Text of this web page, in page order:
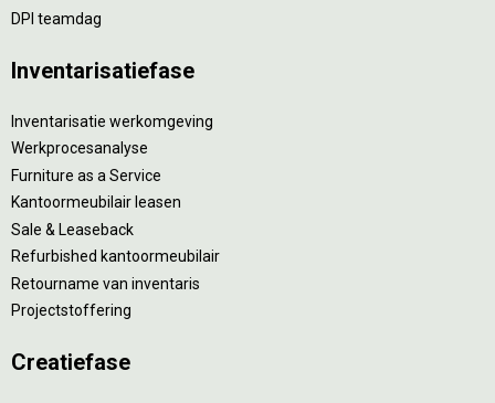
DPI teamdag
Inventarisatiefase
Inventarisatie werkomgeving
Werkprocesanalyse
Furniture as a Service
Kantoormeubilair leasen
Sale & Leaseback
Refurbished kantoormeubilair
Retourname van inventaris
Projectstoffering
Creatiefase